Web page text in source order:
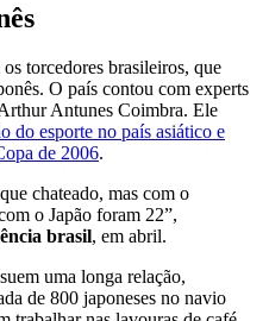
torcedores brasileiros, que
O país contou com experts
Antunes Coimbra. Ele
do esporte no país asiático e
de 2006.
chateado, mas com o
o Japão foram 22”,
brasil, em abril.
uma longa relação,
de 800 japoneses no navio